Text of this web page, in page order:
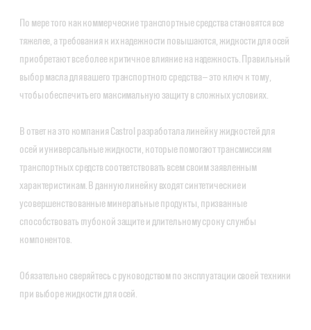
По мере того как коммерческие транспортные средства становятся все
тяжелее, а требования к их надежности повышаются, жидкости для осей
приобретают все более критичное влияние на надежность. Правильный
выбор масла для вашего транспортного средства — это ключ к тому,
чтобы обеспечить его максимальную защиту в сложных условиях.
В ответ на это компания Castrol разработала линейку жидкостей для
осей и универсальные жидкости, которые помогают трансмиссиям
транспортных средств соответствовать всем своим заявленным
характеристикам. В данную линейку входят синтетические и
усовершенствованные минеральные продукты, призванные
способствовать глубокой защите и длительному сроку службы
компонентов.
Обязательно сверяйтесь с руководством по эксплуатации своей техники
при выборе жидкости для осей.